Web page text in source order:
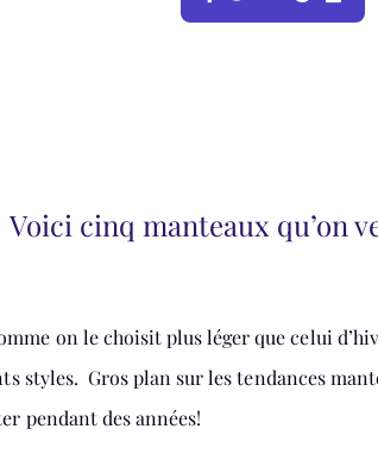
cinq manteaux qu’on
on le choisit plus léger que celui
styles. Gros plan sur les tendances
pendant des années!